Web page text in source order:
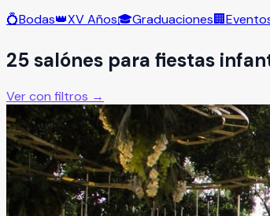
💍Bodas👑XV Años🎓Graduaciones🏢
25salónes para fiestas
Ver con filtros →